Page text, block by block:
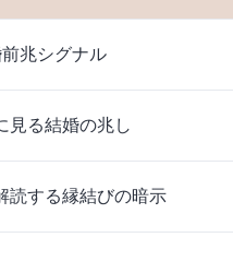
兆シグナル
見る結婚の兆し
読する縁結びの暗示